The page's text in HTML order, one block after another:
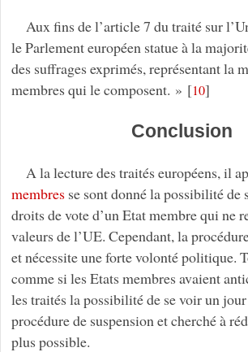
Aux fins de l’article 7 du traité sur
le Parlement européen statue à la
des suffrages exprimés, représentant la
membres qui le composent. » [10]
Conclusion
A la lecture des traités européens, il
membresse sont donné la possibilité de
droits de vote d’un Etat membre qui ne
valeurs de l’UE. Cependant, la
et nécessite une forte volonté politique.
comme si les Etats membres avaient
les traités la possibilité de se voir un
procédure de suspension et cherché à
plus possible.